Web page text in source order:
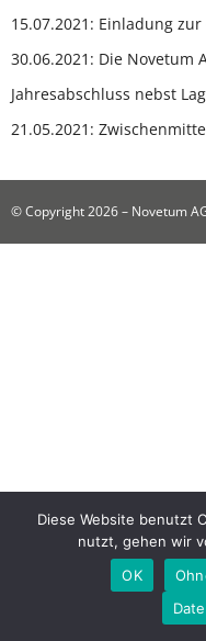
15.07.2021: Einladung
30.06.2021: Die Novetum
Jahresabschluss nebst
21.05.2021:
© Copyright 2026 – Novetum
Diese Website benutzt
nutzt, gehen wir
OK